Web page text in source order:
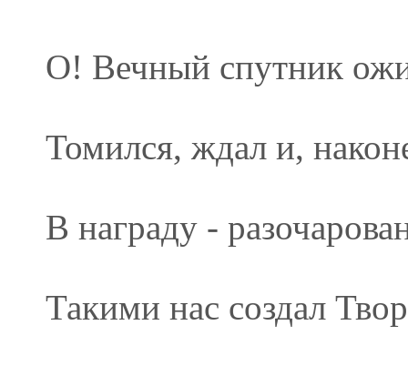
О! Вечный спутник
Томился, ждал и,
В награду -
Такими нас создал